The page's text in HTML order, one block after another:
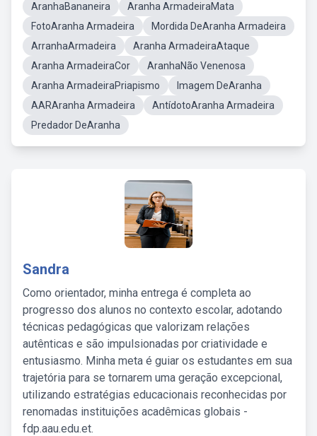
AranhaBananeira
Aranha ArmadeiraMata
FotoAranha Armadeira
Mordida DeAranha Armadeira
ArranhaArmadeira
Aranha ArmadeiraAtaque
Aranha ArmadeiraCor
AranhaNão Venenosa
Aranha ArmadeiraPriapismo
Imagem DeAranha
AARAranha Armadeira
AntídotoAranha Armadeira
Predador DeAranha
Sandra
Como orientador, minha entrega é completa ao
progresso dos alunos no contexto escolar, adotando
técnicas pedagógicas que valorizam relações
autênticas e são impulsionadas por criatividade e
entusiasmo. Minha meta é guiar os estudantes em sua
trajetória para se tornarem uma geração excepcional,
utilizando estratégias educacionais reconhecidas por
renomadas instituições acadêmicas globais -
fdp.aau.edu.et.